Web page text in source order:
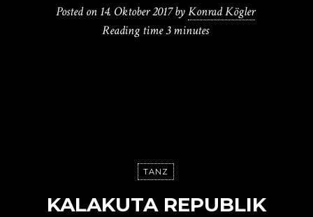
Posted on 14. Oktober 2017 byKonrad Kögler
Reading time3 minutes
TANZ
KALAKUTA REPUBLIK